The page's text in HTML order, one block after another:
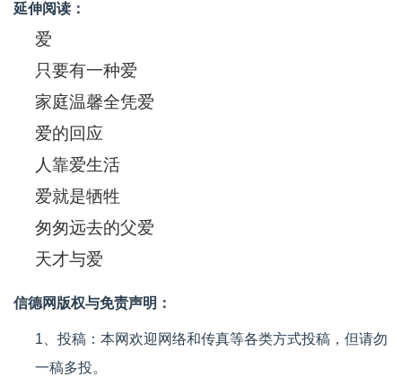
延伸阅读：
爱
只要有一种爱
家庭温馨全凭爱
爱的回应
人靠爱生活
爱就是牺牲
匆匆远去的父爱
天才与爱
信德网版权与免责声明：
1、投稿：本网欢迎网络和传真等各类方式投稿，但请勿
一稿多投。